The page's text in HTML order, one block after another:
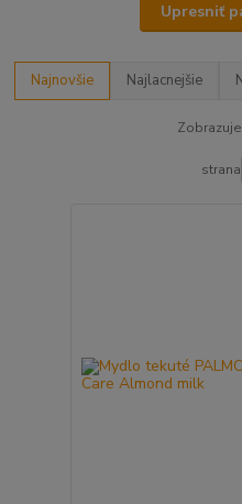
Upresniť
Najnovšie Najlacnejšie
strana